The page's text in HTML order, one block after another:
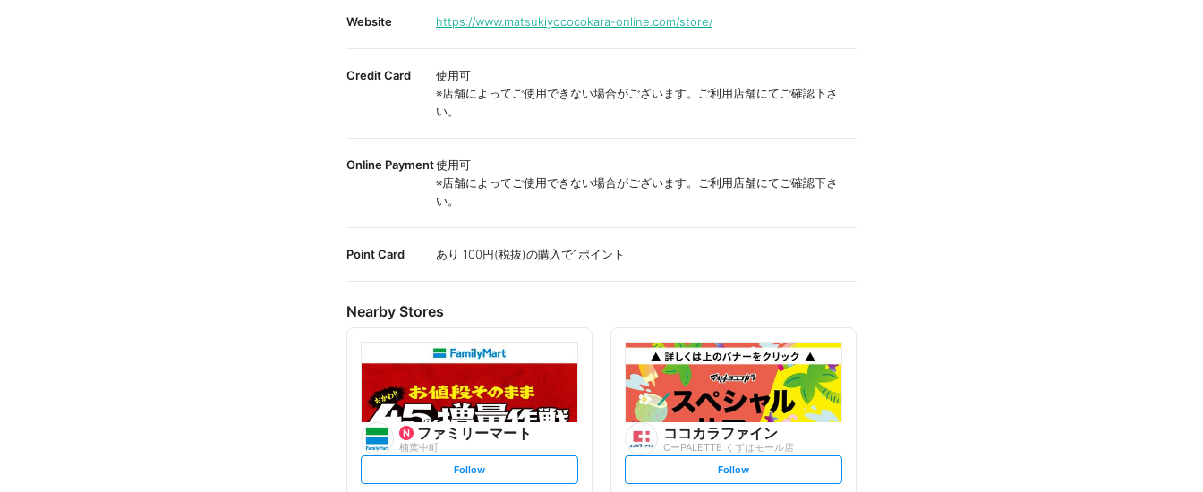
Website https://www.matsukiyococokara-online.com/store/
Credit Card
使用可
※店舗によってご使用できない場合がございます。ご利用店舗にてご確認下さ
い。
Online Payment使用可
※店舗によってご使用できない場合がございます。ご利用店舗にてご確認下さ
い。
Point Card あり 100円(税抜)の購入で1ポイント
Nearby Stores
ファミリーマート
楠葉中町
s
t
Follow
ココカラファイン
CーPALETTE くずはモール店
s
t
Follow